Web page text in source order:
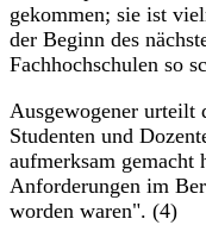
gekommen; sie ist
der Beginn des
Fachhochschulen so
Ausgewogener urteilt
Studenten und
aufmerksam gemacht
Anforderungen im
worden waren". (4)